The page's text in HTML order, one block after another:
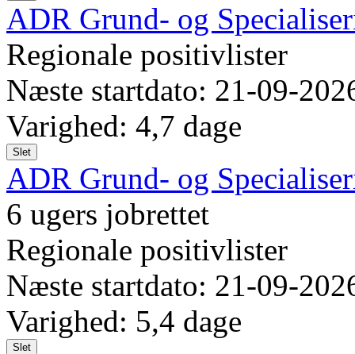
ADR Grund- og
Regionale positivlister
Næste startdato: 21-09-
Varighed: 4,7 dage
Slet
ADR Grund- og
6 ugers jobrettet
Regionale positivlister
Næste startdato: 21-09-
Varighed: 5,4 dage
Slet